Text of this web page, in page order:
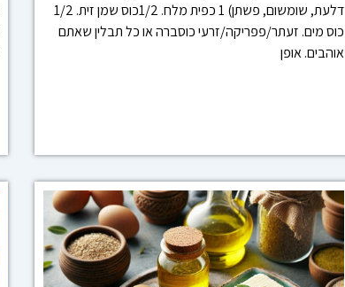
דלעת, שומשום, פשתן) 1 כפית מלח. 1/2כוס שמן זית. 1/2
כוס מים. זעתר/פפריקה/זרעי כוסברה או כל תבלין שאתם
אוהבים. אופן